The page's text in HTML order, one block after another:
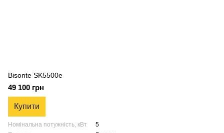
Bisonte SK5500e
49 100 грн
Купити
Номінальна потужність, кВт
5